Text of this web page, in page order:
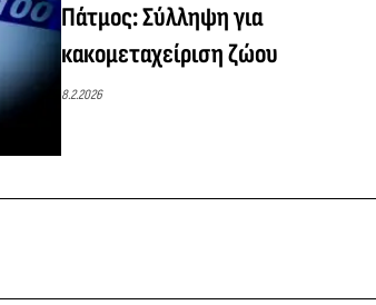
Πάτμος: Σύλληψη για
κακομεταχείριση ζώου
8.2.2026